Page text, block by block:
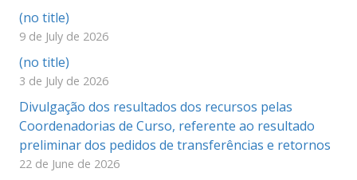
(no title)
9 de July de 2026
(no title)
3 de July de 2026
Divulgação dos resultados dos recursos pelas
Coordenadorias de Curso, referente ao resultado
preliminar dos pedidos de transferências e retornos
22 de June de 2026